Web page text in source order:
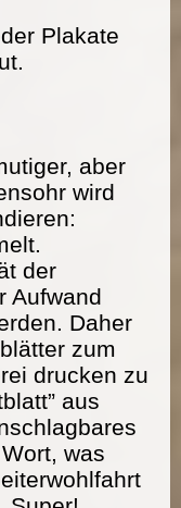
Plakate
aber
wird
der
Aufwand
Daher
zum
drucken zu
aus
was